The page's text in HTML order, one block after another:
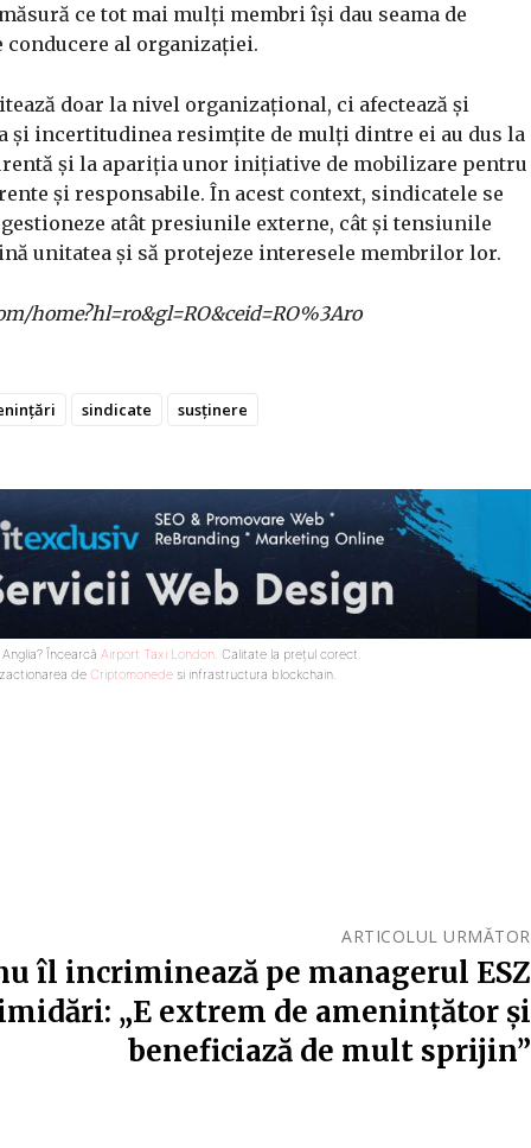
ce tot mai mulți membri își dau seama de
al organizației.
doar la nivel organizațional, ci afectează și
și incertitudinea resimțite de mulți dintre ei au dus la
și la apariția unor inițiative de mobilizare pentru
și responsabile. În acest context, sindicatele se
atât presiunile externe, cât și tensiunile
unitatea și să protejeze interesele membrilor lor.
home?hl=ro&gl=RO&ceid=RO%3Aro
sindicate susținere
Încearcă Airport Taxi London. Calitate la prețul corect.
de Criptomonede si infrastructura blockchain.
ARTICOLUL URMĂTOR
îl incriminează pe managerul ESZ
„E extrem de amenințător și
beneficiază de mult sprijin”